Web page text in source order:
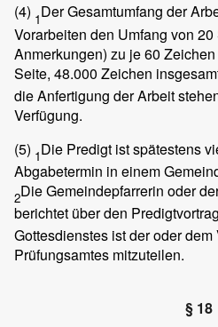
(4) 1Der Gesamtumfang der
Vorarbeiten den Umfang von
Anmerkungen) zu je 60
Seite, 48.000 Zeichen
die Anfertigung der Arbeit
Verfügung.
(5) 1Die Predigt ist spätestens
Abgabetermin in einem
2Die Gemeindepfarrerin oder
berichtet über den
Gottesdienstes ist der oder
Prüfungsamtes mitzuteilen.
§ 18